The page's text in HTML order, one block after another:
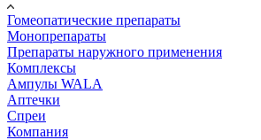
Гомеопатические препараты
Монопрепараты
Препараты наружного применения
Комплексы
Ампулы WALA
Аптечки
Спреи
Компания